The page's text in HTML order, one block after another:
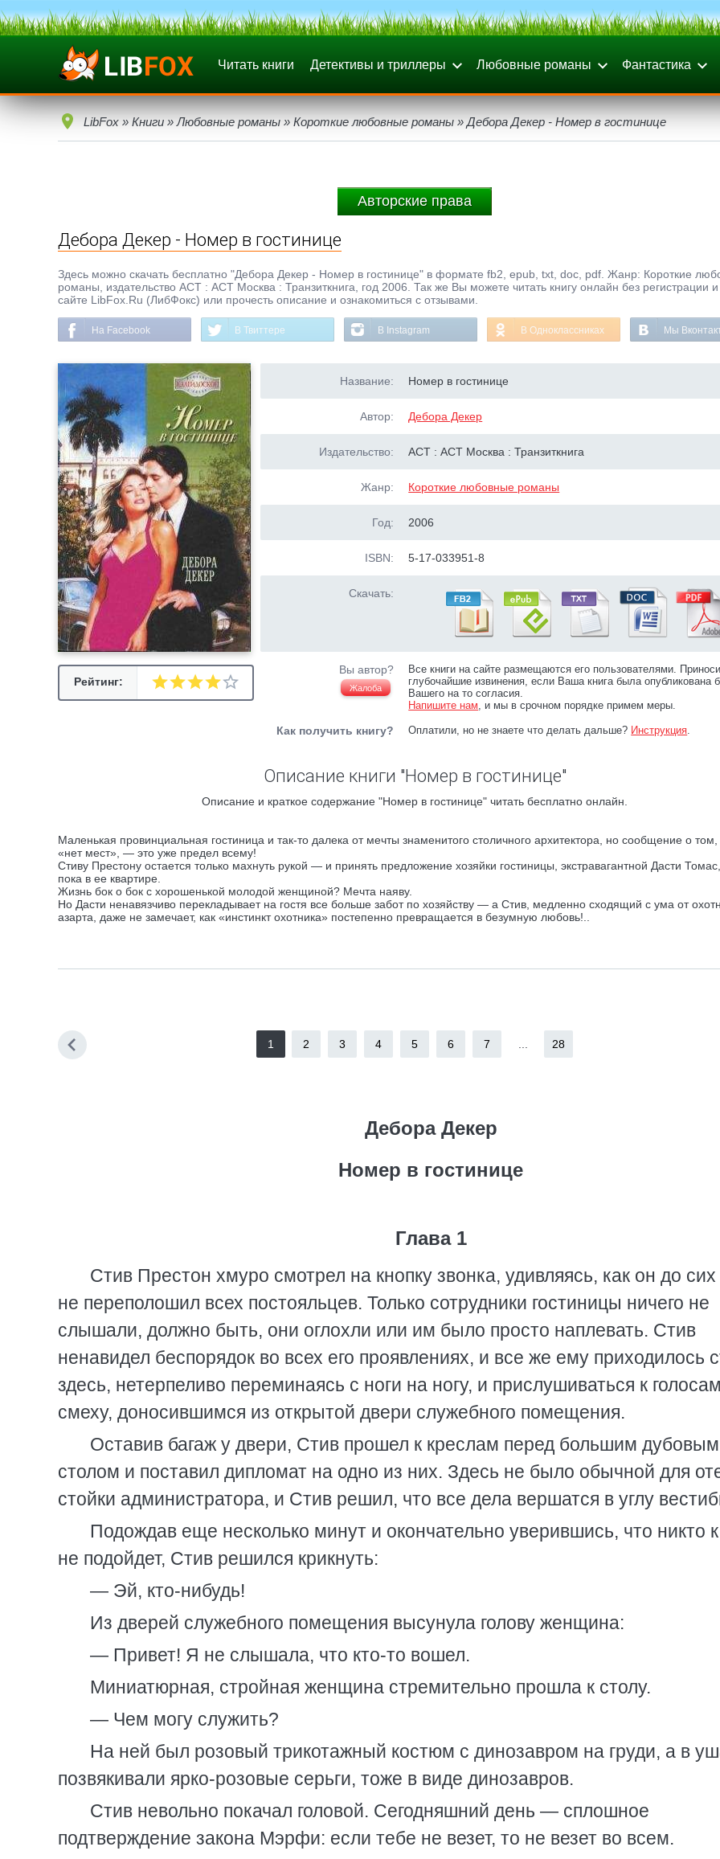
Читать книги Детективы и триллеры Любовные романы Фантастика
LibFox » Книги » Любовные романы » Короткие любовные романы » Дебора Декер - Номер в гостинице
Авторские права
Дебора Декер - Номер в гостинице
Здесь можно скачать бесплатно "Дебора Декер - Номер в гостинице" в формате fb2, epub, txt, doc, pdf. Жанр: Короткие
романы, издательство АСТ : АСТ Москва : Транзиткнига, год 2006. Так же Вы можете читать книгу онлайн без регистрации
сайте LibFox.Ru (ЛибФокс) или прочесть описание и ознакомиться с отзывами.
На Facebook В Твиттере В Instagram В Одноклассниках Мы
Рейтинг:
Название: Номер в гостинице
Автор: Дебора Декер
Издательство: АСТ : АСТ Москва : Транзиткнига
Жанр: Короткие любовные романы
Год: 2006
ISBN: 5-17-033951-8
Скачать:
Вы автор?
Жалоба
Все книги на сайте размещаются его пользователями.
глубочайшие извинения, если Ваша книга была опубликована
Вашего на то согласия.
Напишите нам, и мы в срочном порядке примем меры.
Как получить книгу? Оплатили, но не знаете что делать дальше? Инструкция.
Описание книги "Номер в гостинице"
Описание и краткое содержание "Номер в гостинице" читать бесплатно онлайн.
Маленькая провинциальная гостиница и так-то далека от мечты знаменитого столичного архитектора, но сообщение о том,
«нет мест», — это уже предел всему!
Стиву Престону остается только махнуть рукой — и принять предложение хозяйки гостиницы, экстравагантной Дасти
пока в ее квартире.
Жизнь бок о бок с хорошенькой молодой женщиной? Мечта наяву.
Но Дасти ненавязчиво перекладывает на гостя все больше забот по хозяйству — а Стив, медленно сходящий с ума от
азарта, даже не замечает, как «инстинкт охотника» постепенно превращается в безумную любовь!..
1 2 3 4 5 6 7 28
Дебора Декер
Номер в гостинице
Глава 1
Стив Престон хмуро смотрел на кнопку звонка, удивляясь, как он до сих
не переполошил всех постояльцев. Только сотрудники гостиницы ничего не
слышали, должно быть, они оглохли или им было просто наплевать. Стив
ненавидел беспорядок во всех его проявлениях, и все же ему приходилось
здесь, нетерпеливо переминаясь с ноги на ногу, и прислушиваться к
смеху, доносившимся из открытой двери служебного помещения.
Оставив багаж у двери, Стив прошел к креслам перед большим дубовым
столом и поставил дипломат на одно из них. Здесь не было обычной для
стойки администратора, и Стив решил, что все дела вершатся в углу
Подождав еще несколько минут и окончательно уверившись, что никто
не подойдет, Стив решился крикнуть:
— Эй, кто-нибудь!
Из дверей служебного помещения высунула голову женщина:
— Привет! Я не слышала, что кто-то вошел.
Миниатюрная, стройная женщина стремительно прошла к столу.
— Чем могу служить?
На ней был розовый трикотажный костюм с динозавром на груди, а в
позвякивали ярко-розовые серьги, тоже в виде динозавров.
Стив невольно покачал головой. Сегодняшний день — сплошное
подтверждение закона Мэрфи: если тебе не везет, то не везет во всем.